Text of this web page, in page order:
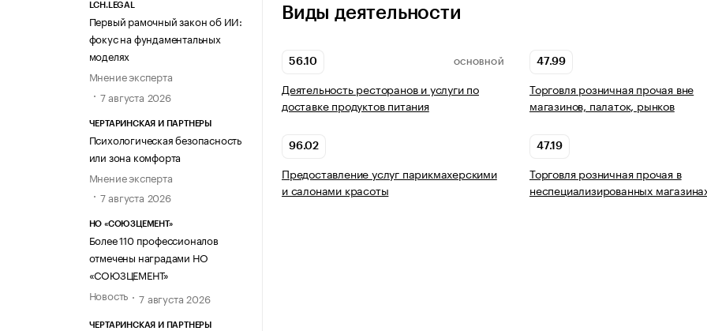
LCH.LEGAL
Первый рамочный закон об ИИ:
фокус на фундаментальных
моделях
Мнение эксперта
7 августа 2026
ЧЕРТАРИНСКАЯ И ПАРТНЕРЫ
Психологическая безопасность
или зона комфорта
Мнение эксперта
7 августа 2026
НО «СОЮЗЦЕМЕНТ»
Более 110 профессионалов
отмечены наградами НО
«СОЮЗЦЕМЕНТ»
Новость
7 августа 2026
ЧЕРТАРИНСКАЯ И ПАРТНЕРЫ
Виды деятельности
56.10 ОСНОВНОЙ
Деятельность ресторанов и услуги по
доставке продуктов питания
47.99
Торговля розничная прочая вне
магазинов, палаток, рынков
96.02
Предоставление услуг парикмахерскими
и салонами красоты
47.19
Торговля розничная прочая в
неспециализированных